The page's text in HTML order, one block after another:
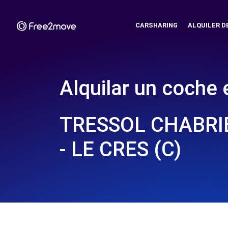
CARSHARING ALQUILER
Alquilar un coche
TRESSOL
- LE CRES (C)